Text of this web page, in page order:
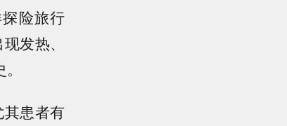
险旅行
发热、
患者有